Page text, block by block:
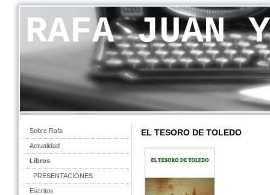
RAFA JUAN
Sobre Rafa
Actualidad
Libros
PRESENTACIONES
Escritos
EL TESORO DE TOLEDO